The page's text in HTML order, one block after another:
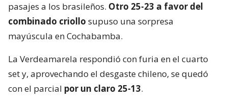
pasajes a los brasileños. Otro 25-23 a favor del
combinado criollo supuso una sorpresa
mayúscula en Cochabamba.
La Verdeamarela respondió con furia en el cuarto
set y, aprovechando el desgaste chileno, se quedó
con el parcial por un claro 25-13.